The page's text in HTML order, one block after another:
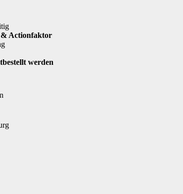
& Actionfaktor
werden